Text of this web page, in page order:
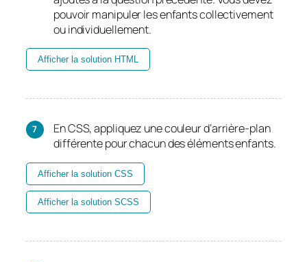
pouvoir manipuler les enfants collectivement
ou individuellement.
Afficher la solution HTML
En CSS, appliquez une couleur d’arrière-plan
différente pour chacun des éléments enfants.
Afficher la solution CSS
Afficher la solution SCSS